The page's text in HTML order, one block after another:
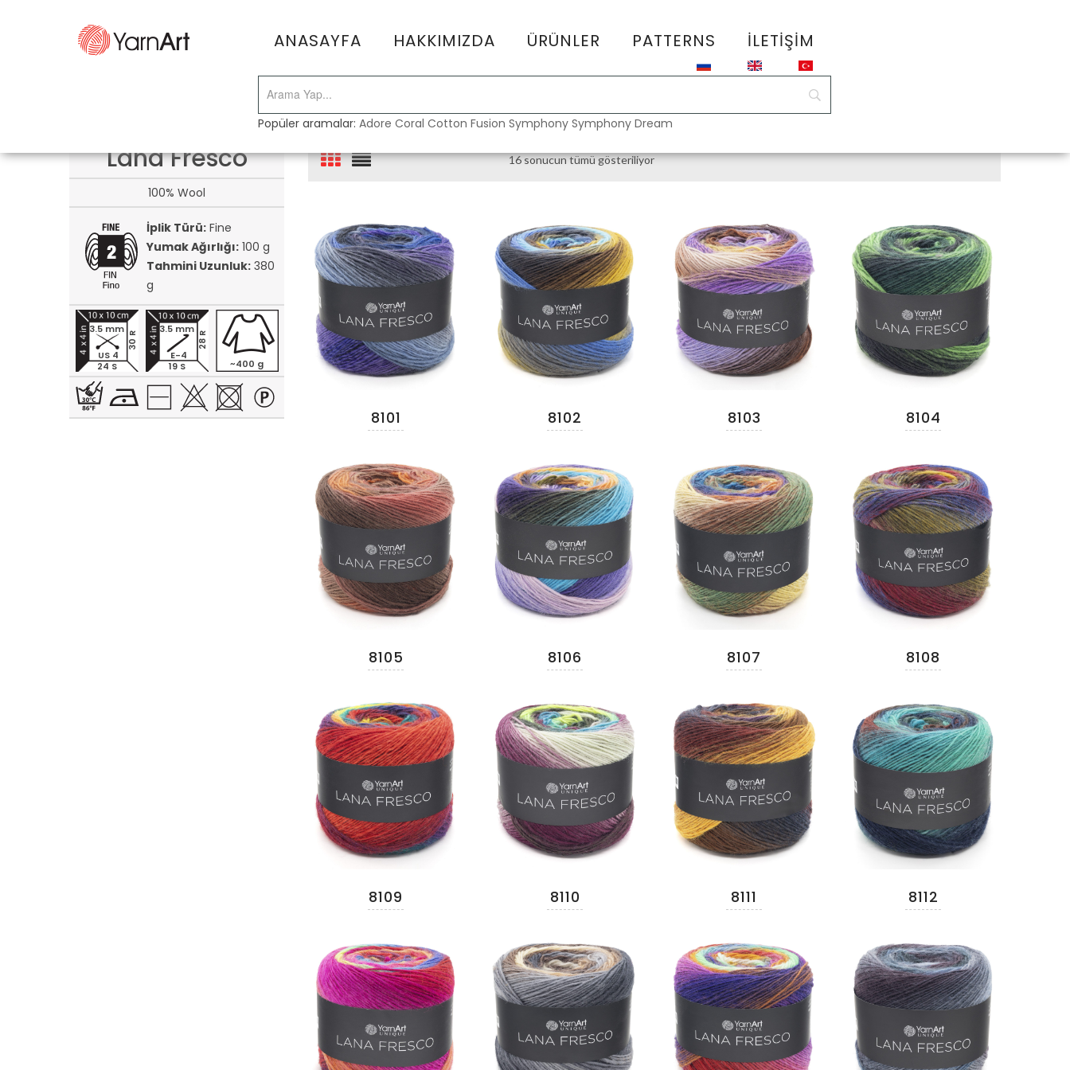
ANASAYFA HAKKIMIZDA ÜRÜNLER PATTERNS İLETIŞIM
Popüler aramalar:Adore Coral Cotton Fusion Symphony Symphony Dream
Lana Fresco
100% Wool
İplik Türü: Fine
Yumak Ağırlığı: 100 g
Tahmini Uzunluk: 380
g
24 S
30 R
3.5 mm
US 4
19 S
28 R
3.5 mm
E-4
~400 g
16 sonucun tümü gösteriliyor
8101 8102 8103 8104
8105 8106 8107 8108
8109 8110 8111 8112